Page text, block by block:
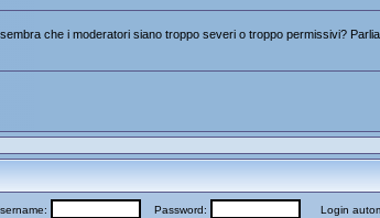
che i moderatori siano troppo severi o troppo permissivi?
Password: Login